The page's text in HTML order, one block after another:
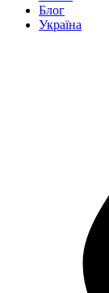
Блог
Україна